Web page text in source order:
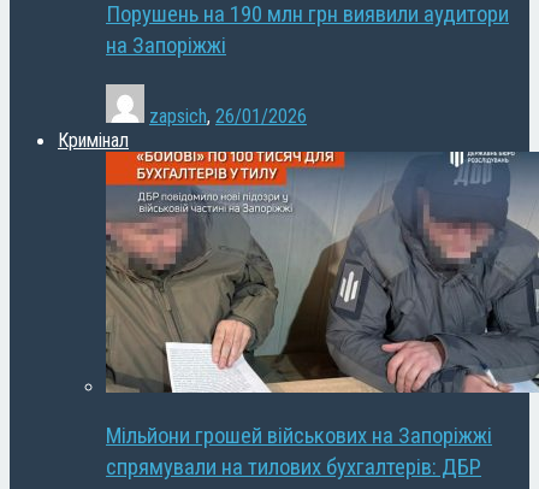
Порушень на 190 млн грн виявили аудитори
на Запоріжжі
zapsich, 26/01/2026
Кримінал
Мільйони грошей військових на Запоріжжі
спрямували на тилових бухгалтерів: ДБР